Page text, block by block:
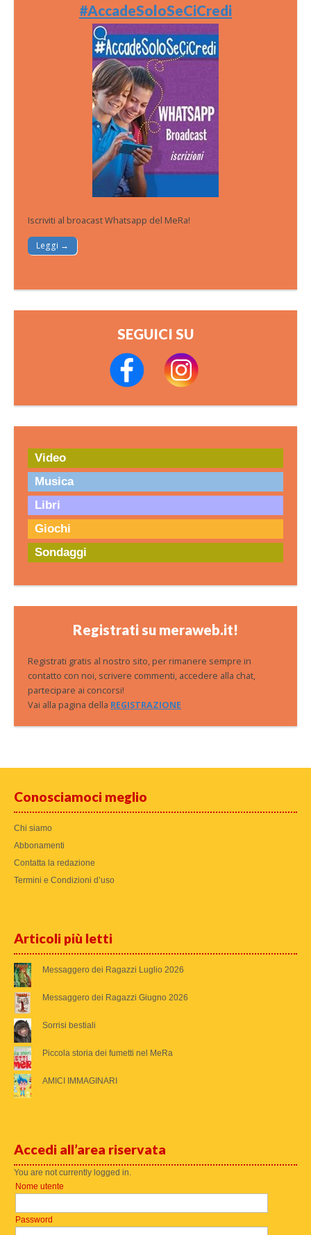
#AccadeSoloSeCiCredi
Iscriviti al broacast Whatsapp del MeRa!
Leggi →
SEGUICI SU
Video
Musica
Libri
Giochi
Sondaggi
Registrati su meraweb.it!
Registrati gratis al nostro sito, per rimanere sempre in
contatto con noi, scrivere commenti, accedere alla chat,
partecipare ai concorsi!
Vai alla pagina della REGISTRAZIONE
Conosciamoci meglio
Chi siamo
Abbonamenti
Contatta la redazione
Termini e Condizioni d’uso
Articoli più letti
Messaggero dei Ragazzi Luglio 2026
Messaggero dei Ragazzi Giugno 2026
Sorrisi bestiali
Piccola storia dei fumetti nel MeRa
AMICI IMMAGINARI
Accedi all’area riservata
You are not currently logged in.
Nome utente
Password